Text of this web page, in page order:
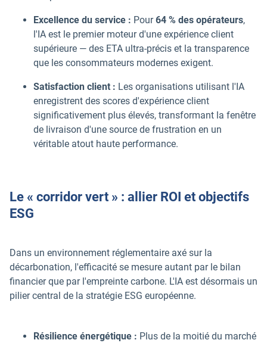
Excellence du service : Pour64 % des opérateurs,
l'IA est le premier moteur d'une expérience client
supérieure — des ETA ultra-précis et la transparence
que les consommateurs modernes exigent.
Satisfaction client : Les organisations utilisant l'IA
enregistrent des scores d'expérience client
significativement plus élevés, transformant la fenêtre
de livraison d'une source de frustration en un
véritable atout haute performance.
Le « corridor vert » : allier ROI et objectifs
ESG
Dans un environnement réglementaire axé sur la
décarbonation, l'efficacité se mesure autant par le bilan
financier que par l'empreinte carbone. L'IA est désormais un
pilier central de la stratégie ESG européenne.
Résilience énergétique : Plus de la moitié du marché